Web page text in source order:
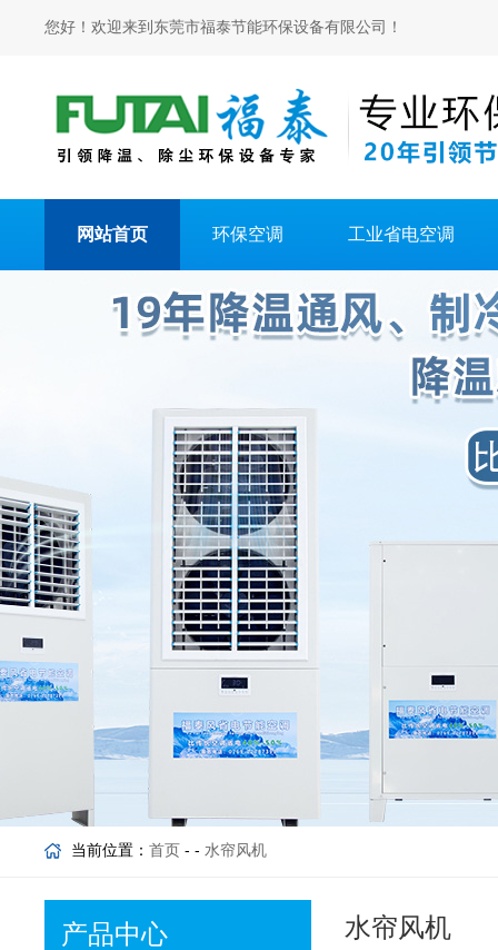
您好！欢迎来到东莞市福泰节能环保设备有限公司！
网站首页 环保空调 工业省电空调
当前位置： 首页 - - 水帘风机
产品中心 水帘风机